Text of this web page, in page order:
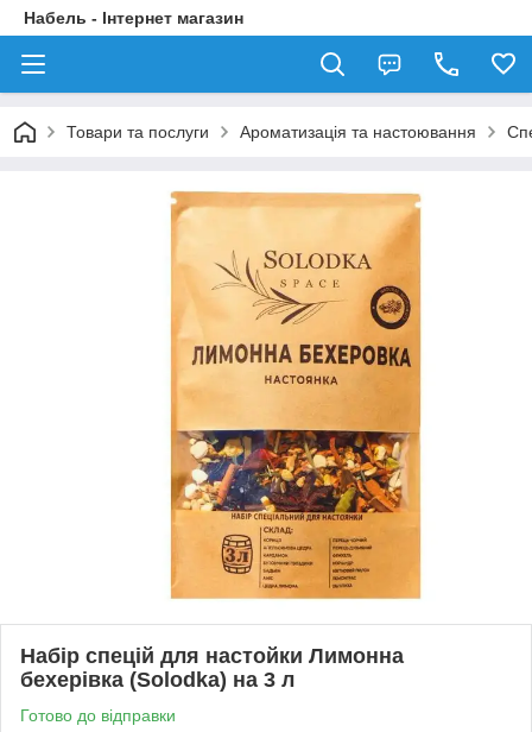
Набель - Інтернет магазин
Товари та послуги Ароматизація та настоювання
Набір спецій для настойки Лимонна
бехерівка (Solodka) на 3 л
Готово до відправки